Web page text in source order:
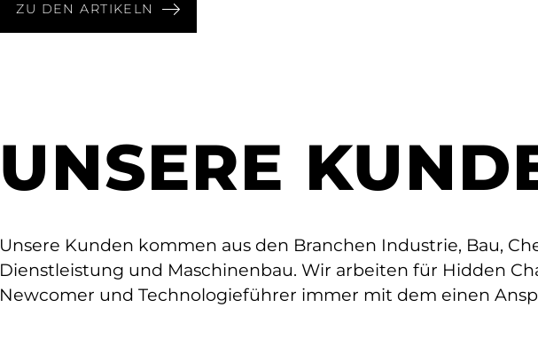
ZU DEN ARTIKELN
UNSERE
Unsere Kunden kommen aus den Branchen Industrie, Bau,
Dienstleistung und Maschinenbau. Wir arbeiten für Hidden
Newcomer und Technologieführer immer mit dem einen